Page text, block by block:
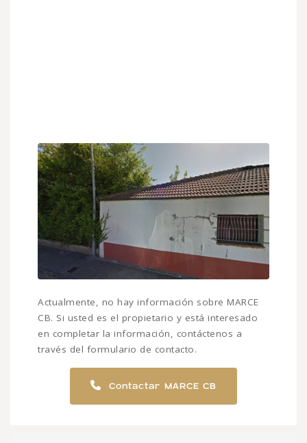
Actualmente, no hay información sobre MARCE
CB. Si usted es el propietario y está interesado
en completar la información, contáctenos a
través del formulario de contacto.
Contactar MARCE CB